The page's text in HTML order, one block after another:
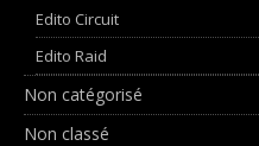
Edito Circuit
Edito Raid
Non catégorisé
Non classé